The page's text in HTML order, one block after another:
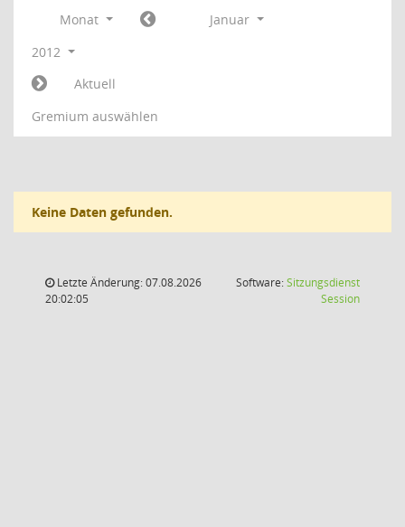
Monat
Januar
2012
Aktuell
Gremium auswählen
Keine Daten gefunden.
Letzte Änderung: 07.08.2026
20:02:05
Software:Sitzungsdienst
Session(Wird in